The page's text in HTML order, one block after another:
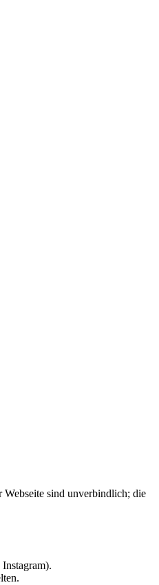
Webseite sind unverbindlich; die